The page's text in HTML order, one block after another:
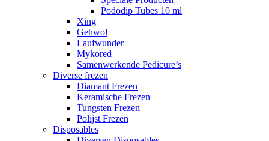
Pododip Tubes 10 ml
Xing
Gehwol
Laufwunder
Mykored
Samenwerkende Pedicure’s
Diverse frezen
Diamant Frezen
Keramische Frezen
Tungsten Frezen
Polijst Frezen
Disposables